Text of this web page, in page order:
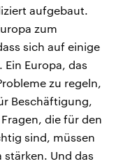
aufgebaut.
zum
sich auf einige
Europa, das
zu regeln,
Beschäftigung,
die für den
sind, müssen
stärken. Und das